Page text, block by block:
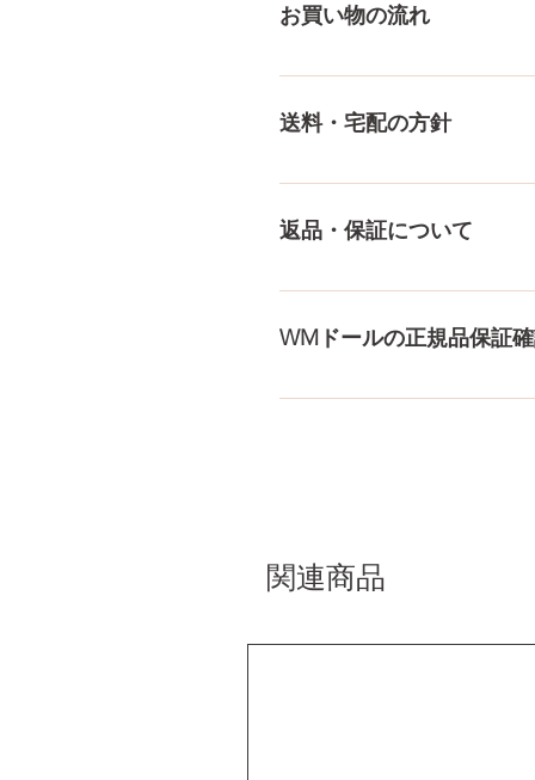
様々な決済方法に対応でき
お買い物の流れ
多種多様な品ぞろえ！工場
身、下半身、男性ドールや
送料・宅配の方針
送料は全国一律送料無料！
料・配送の方針をもっと見る
返品・保証について
ドールのメイク直しなど充
WMドールの正規品保証
コチラからWMドール様の公
関連商品